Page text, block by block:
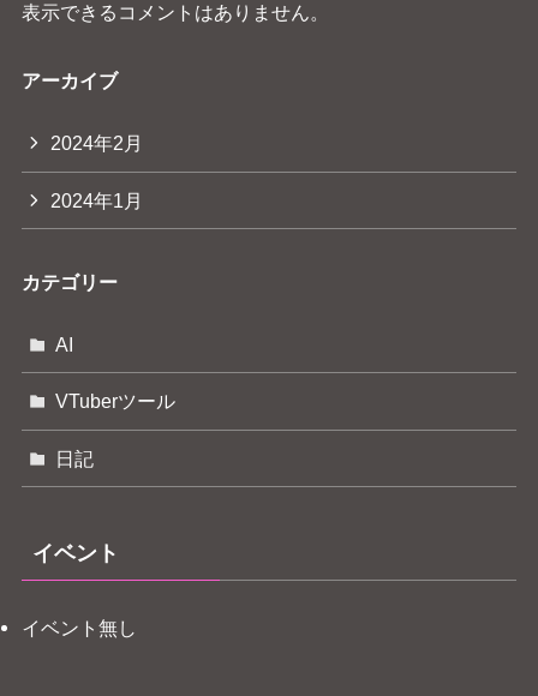
表示できるコメントはありません。
アーカイブ
2024年2月
2024年1月
カテゴリー
AI
VTuberツール
日記
イベント
イベント無し